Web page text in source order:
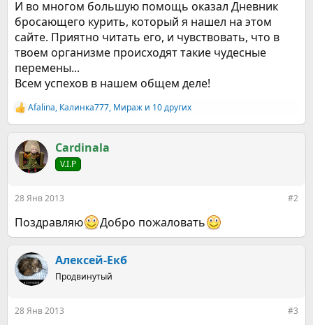
И во многом большую помощь оказал Дневник
бросающего курить, который я нашел на этом
сайте. Приятно читать его, и чувствовать, что в
твоем организме происходят такие чудесные
перемены...
Всем успехов в нашем общем деле!
Р
е
к
ц
и
Afalina, Калинка777, Мираж и 10 других
Cardinala
V.I.P
28 Янв 2013 #2
Поздравляю Добро пожаловать
Алексей-Екб
Продвинутый
28 Янв 2013 #3